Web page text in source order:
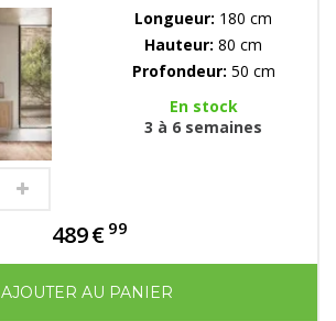
Longueur: 180 cm
Hauteur: 80 cm
Profondeur: 50 cm
En stock
3 à 6 semaines
489€ 99
AJOUTER AU PANIER